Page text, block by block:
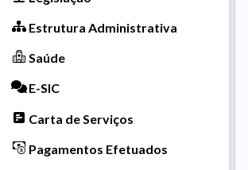
Estrutura Administrativa
Saúde
E-SIC
Carta de Serviços
Pagamentos Efetuados